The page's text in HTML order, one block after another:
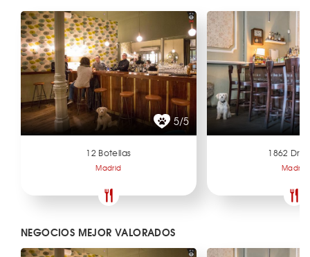
5/5
12 Botellas
Madrid
1862 Dry
Madrid
NEGOCIOS MEJOR VALORADOS